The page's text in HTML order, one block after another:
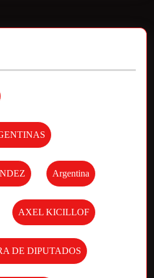
Argentina
AXEL KICILLOF
DE DIPUTADOS